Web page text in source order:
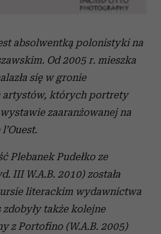
absolwentką polonistyki na
Od 2005 r. mieszka
się w gronie
artystów, których portrety
zaaranżowanej na
Plebanek Pudełko ze
III W.A.B. 2010) została
literackim wydawnictwa
zdobyły także kolejne
z Portofino (W.A.B. 2005)